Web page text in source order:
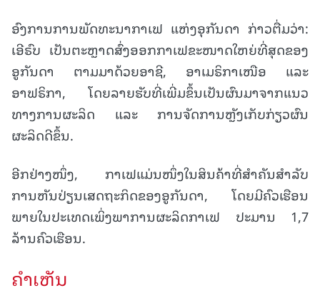
ອົງການການພັດທະນາກາເຟ ແຫ່ງອຸກັນດາ ກ່າວຕື່ມວ່າ:
ເອີຣົບ ເປັນຕະຫຼາດສົ່ງອອກກາເຟຂະໜາດໃຫຍ່ທີ່ສຸດຂອງ
ອູກັນດາ ຕາມມາດ້ວຍອາຊີ, ອາເມຣິກາເໜືອ ແລະ
ອາຟຣິກາ, ໂດຍລາຍຮັບທີ່ເພີ່ມຂຶ້ນເປັນຜົນມາຈາກແນວ
ທາງການຜະລິດ ແລະ ການຈັດການຫຼັງເກັບກ່ຽວຜົນ
ຜະລິດດີຂຶ້ນ.
ອີກຢ່າງໜຶ່ງ, ກາເຟແມ່ນໜຶ່ງໃນສິນຄ້າທີ່ສໍາຄັນສໍາລັບ
ການຫັນປ່ຽນເສດຖະກິດຂອງອູກັນດາ, ໂດຍມີຄົວເຮືອນ
ພາຍໃນປະເທດເພິ່ງພາການຜະລິດກາເຟ ປະມານ 1,7
ລ້ານຄົວເຮືອນ.
ຄໍາເຫັນ